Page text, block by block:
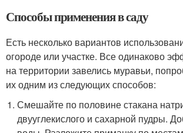
Способы применения в саду
Есть несколько вариантов
огороде или участке. Все одинаково
на территории завелись муравьи,
их одним из следующих способов:
Смешайте по половине стакана
двууглекислого и сахарной пудры.